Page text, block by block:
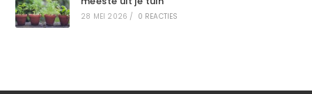
28 MEI 2026 / 0 REACTIES